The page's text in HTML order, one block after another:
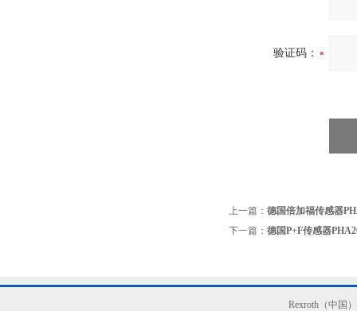
验证码：
上一篇： 德国倍加福传感器
下一篇： 德国P+F传感器
Rexroth（中国